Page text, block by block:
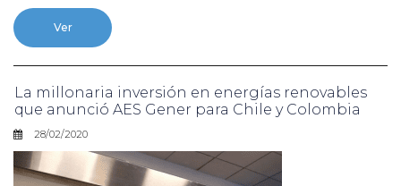
Ver
La millonaria inversión en energías renovables
que anunció AES Gener para Chile y Colombia
28/02/2020